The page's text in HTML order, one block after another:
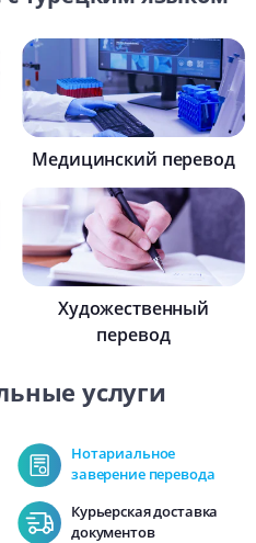
Медицинский перевод
Художественный
перевод
услуги
Нотариальное
заверение перевода
Курьерская доставка
документов